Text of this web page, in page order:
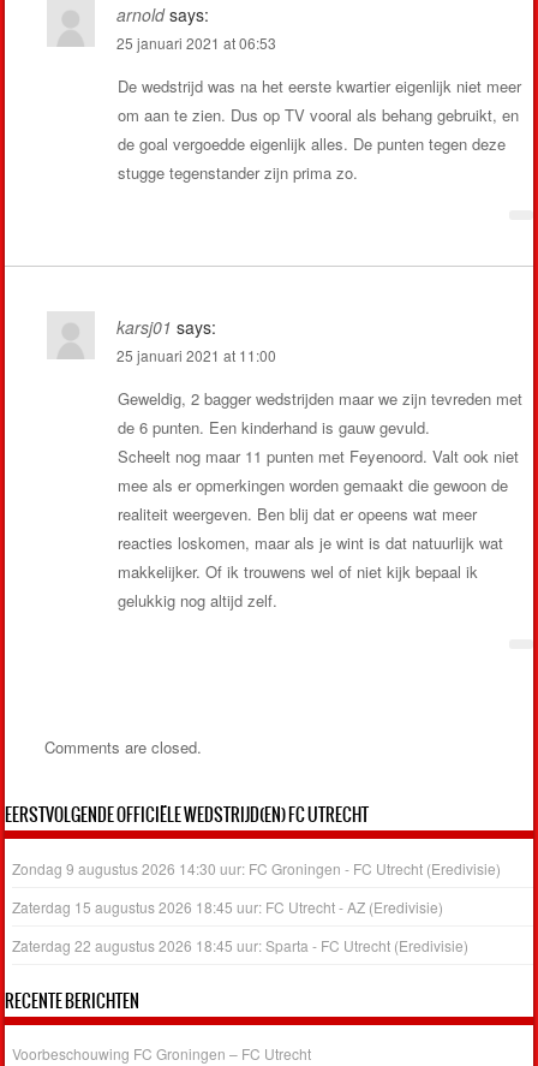
arnold says:
25 januari 2021 at 06:53
De wedstrijd was na het eerste kwartier eigenlijk niet meer
om aan te zien. Dus op TV vooral als behang gebruikt, en
de goal vergoedde eigenlijk alles. De punten tegen deze
stugge tegenstander zijn prima zo.
karsj01 says:
25 januari 2021 at 11:00
Geweldig, 2 bagger wedstrijden maar we zijn tevreden met
de 6 punten. Een kinderhand is gauw gevuld.
Scheelt nog maar 11 punten met Feyenoord. Valt ook niet
mee als er opmerkingen worden gemaakt die gewoon de
realiteit weergeven. Ben blij dat er opeens wat meer
reacties loskomen, maar als je wint is dat natuurlijk wat
makkelijker. Of ik trouwens wel of niet kijk bepaal ik
gelukkig nog altijd zelf.
Comments are closed.
EERSTVOLGENDE OFFICIËLE WEDSTRIJD(EN) FC UTRECHT
Zondag 9 augustus 2026 14:30 uur: FC Groningen - FC Utrecht (Eredivisie)
Zaterdag 15 augustus 2026 18:45 uur: FC Utrecht - AZ (Eredivisie)
Zaterdag 22 augustus 2026 18:45 uur: Sparta - FC Utrecht (Eredivisie)
RECENTE BERICHTEN
Voorbeschouwing FC Groningen – FC Utrecht